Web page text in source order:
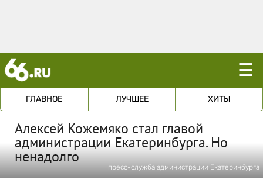
☰
ГЛАВНОЕ ЛУЧШЕЕ ХИТЫ
Алексей Кожемяко стал главой
администрации Екатеринбурга. Но
ненадолго
пресс-служба администрации Екатеринбурга